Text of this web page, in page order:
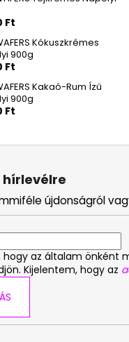
Ft
Kókuszkrémes
900g
Ft
Kakaó-Rum Ízű
900g
Ft
hírlevélre
újdonságról
hogy az általam
Kijelentem, hogy az